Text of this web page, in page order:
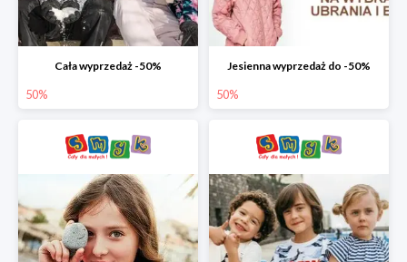
Cała wyprzedaż -50%
50%
Jesienna wyprzedaż do -50%
50%